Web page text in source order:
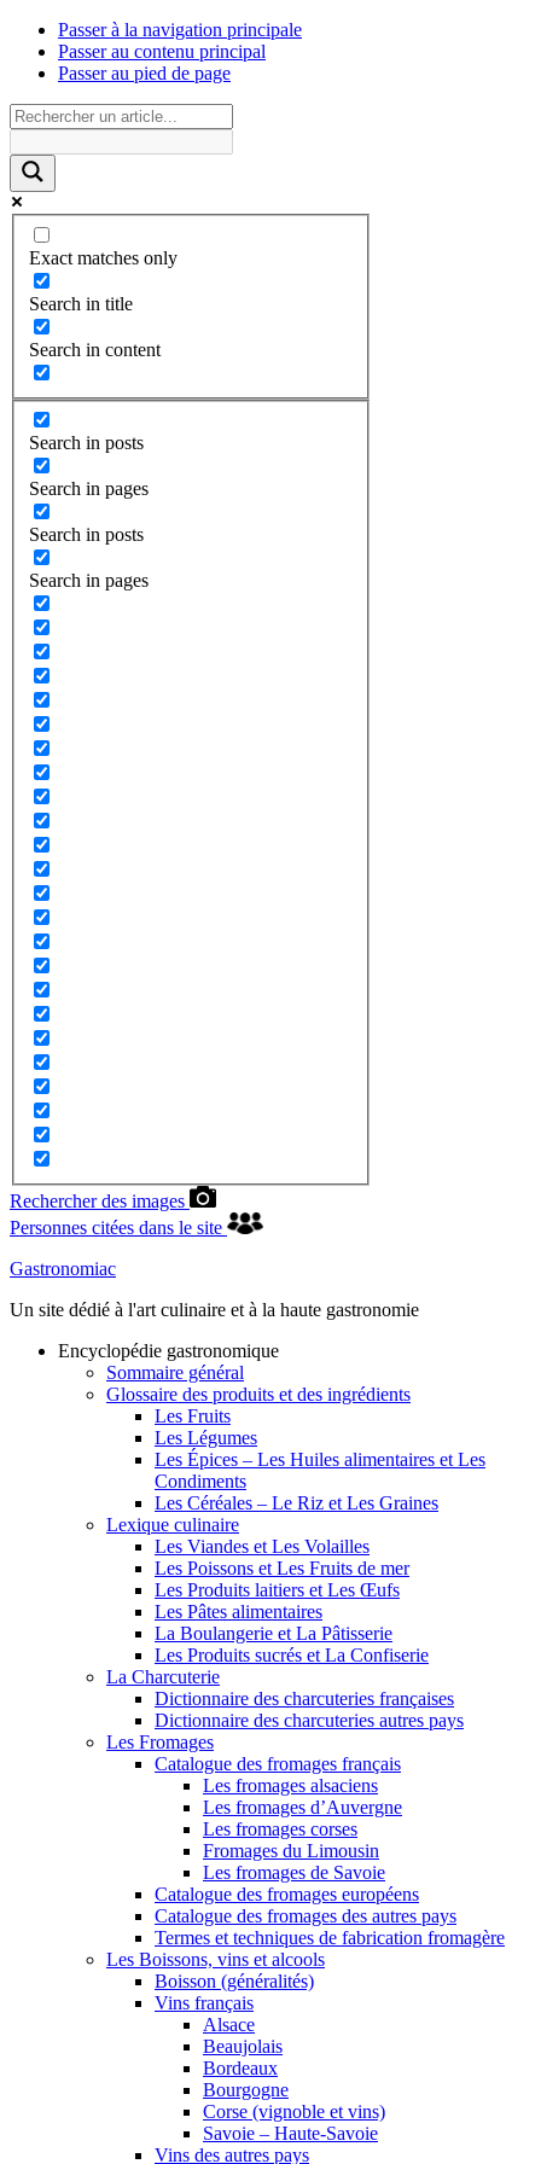
Passer à la navigation principale
Passer au contenu principal
Passer au pied de page
Exact matches only
Search in title
Search in content
Search in posts
Search in pages
Search in posts
Search in pages
Rechercher des images
Personnes citées dans le site
Gastronomiac
Un site dédié à l'art culinaire et à la haute gastronomie
Encyclopédie gastronomique
Sommaire général
Glossaire des produits et des ingrédients
Les Fruits
Les Légumes
Les Épices – Les Huiles alimentaires et Les
Condiments
Les Céréales – Le Riz et Les Graines
Lexique culinaire
Les Viandes et Les Volailles
Les Poissons et Les Fruits de mer
Les Produits laitiers et Les Œufs
Les Pâtes alimentaires
La Boulangerie et La Pâtisserie
Les Produits sucrés et La Confiserie
La Charcuterie
Dictionnaire des charcuteries françaises
Dictionnaire des charcuteries autres pays
Les Fromages
Catalogue des fromages français
Les fromages alsaciens
Les fromages d’Auvergne
Les fromages corses
Fromages du Limousin
Les fromages de Savoie
Catalogue des fromages européens
Catalogue des fromages des autres pays
Termes et techniques de fabrication fromagère
Les Boissons, vins et alcools
Boisson (généralités)
Vins français
Alsace
Beaujolais
Bordeaux
Bourgogne
Corse (vignoble et vins)
Savoie – Haute-Savoie
Vins des autres pays